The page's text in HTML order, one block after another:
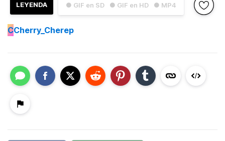
● GIF en SD ● GIF en HD ● MP4
LEYENDA
CCherry_Cherep